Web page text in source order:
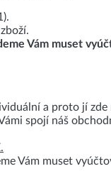
Vám muset
a proto jí
spojí náš
Vám muset